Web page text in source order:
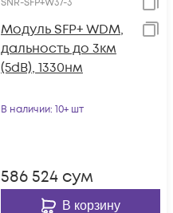
SNR-SFP+W37-3
Модуль SFP+ WDM,
дальность до 3км
(5dB), 1330нм
В наличии: 10+ шт
586 524 сум
В корзину